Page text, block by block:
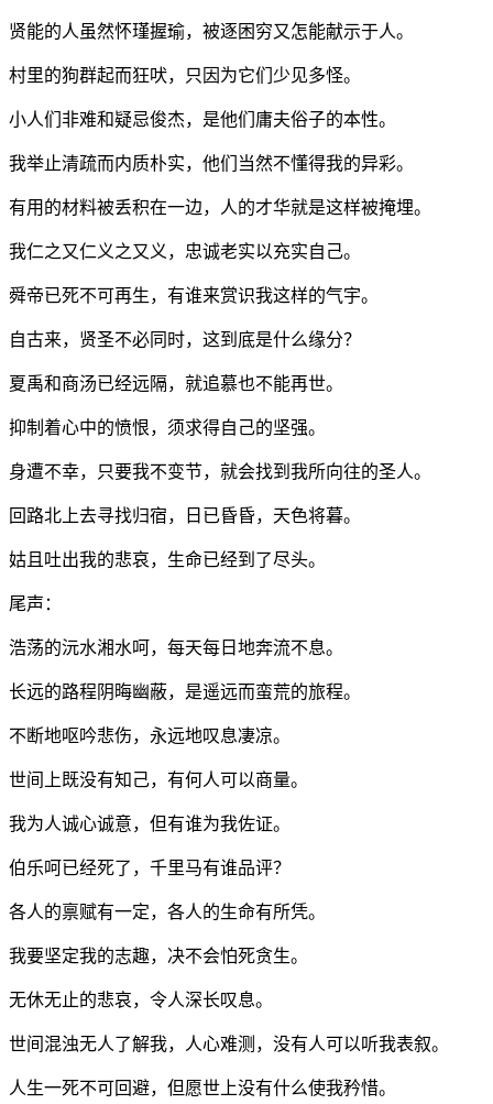
贤能的人虽然怀瑾握瑜，被逐困穷又怎能献示于人。
村里的狗群起而狂吠，只因为它们少见多怪。
小人们非难和疑忌俊杰，是他们庸夫俗子的本性。
我举止清疏而内质朴实，他们当然不懂得我的异彩。
有用的材料被丢积在一边，人的才华就是这样被掩埋。
我仁之又仁义之又义，忠诚老实以充实自己。
舜帝已死不可再生，有谁来赏识我这样的气宇。
自古来，贤圣不必同时，这到底是什么缘分？
夏禹和商汤已经远隔，就追慕也不能再世。
抑制着心中的愤恨，须求得自己的坚强。
身遭不幸，只要我不变节，就会找到我所向往的圣人。
回路北上去寻找归宿，日已昏昏，天色将暮。
姑且吐出我的悲哀，生命已经到了尽头。
尾声：
浩荡的沅水湘水呵，每天每日地奔流不息。
长远的路程阴晦幽蔽，是遥远而蛮荒的旅程。
不断地呕吟悲伤，永远地叹息凄凉。
世间上既没有知己，有何人可以商量。
我为人诚心诚意，但有谁为我佐证。
伯乐呵已经死了，千里马有谁品评？
各人的禀赋有一定，各人的生命有所凭。
我要坚定我的志趣，决不会怕死贪生。
无休无止的悲哀，令人深长叹息。
世间混浊无人了解我，人心难测，没有人可以听我表叙。
人生一死不可回避，但愿世上没有什么使我矜惜。